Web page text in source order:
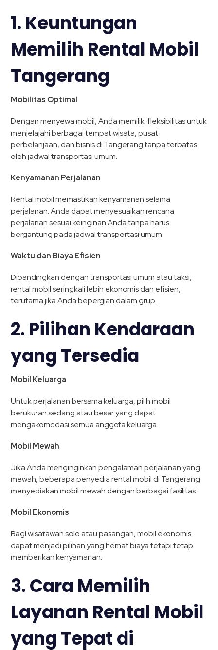
1. Keuntungan
Memilih Rental Mobil
Tangerang
Mobilitas Optimal
Dengan menyewa mobil, Anda memiliki fleksibilitas untuk
menjelajahi berbagai tempat wisata, pusat
perbelanjaan, dan bisnis di Tangerang tanpa terbatas
oleh jadwal transportasi umum.
Kenyamanan Perjalanan
Rental mobil memastikan kenyamanan selama
perjalanan. Anda dapat menyesuaikan rencana
perjalanan sesuai keinginan Anda tanpa harus
bergantung pada jadwal transportasi umum.
Waktu dan Biaya Efisien
Dibandingkan dengan transportasi umum atau taksi,
rental mobil seringkali lebih ekonomis dan efisien,
terutama jika Anda bepergian dalam grup.
2. Pilihan Kendaraan
yang Tersedia
Mobil Keluarga
Untuk perjalanan bersama keluarga, pilih mobil
berukuran sedang atau besar yang dapat
mengakomodasi semua anggota keluarga.
Mobil Mewah
Jika Anda menginginkan pengalaman perjalanan yang
mewah, beberapa penyedia rental mobil di Tangerang
menyediakan mobil mewah dengan berbagai fasilitas.
Mobil Ekonomis
Bagi wisatawan solo atau pasangan, mobil ekonomis
dapat menjadi pilihan yang hemat biaya tetapi tetap
memberikan kenyamanan.
3. Cara Memilih
Layanan Rental Mobil
yang Tepat di